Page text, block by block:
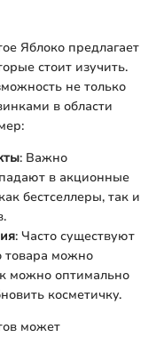
Яблоко предлагает
стоит изучить.
не только
в области
: Важно
в акционные
бестселлеры, так и
: Часто существуют
товара можно
можно оптимально
косметичку.
может